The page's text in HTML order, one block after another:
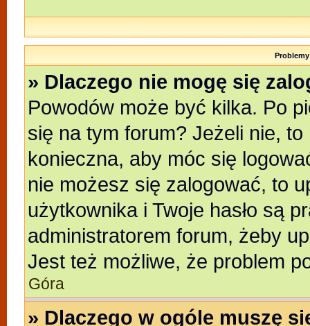
» Dlaczego nie mogę się
Powodów może być kilka. Po
się na tym forum? Jeżeli nie,
konieczna, aby móc się
nie możesz się zalogować, to
użytkownika i Twoje hasło są
administratorem forum, żeby
Jest też możliwe, że problem
Góra
» Dlaczego w ogóle muszę